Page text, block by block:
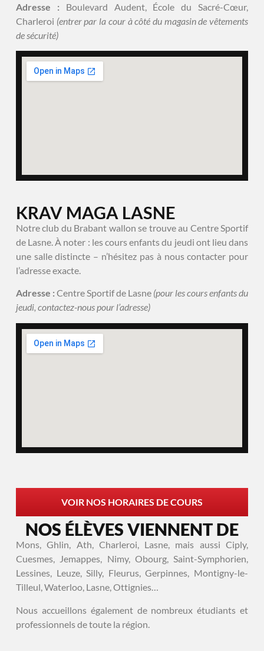
Adresse : Boulevard Audent, École du Sacré-Cœur,
Charleroi (entrer par la cour à côté du magasin de vêtements
de sécurité)
KRAV MAGA LASNE
Notre club du Brabant wallon se trouve au Centre Sportif
de Lasne. À noter : les cours enfants du jeudi ont lieu dans
une salle distincte – n’hésitez pas à nous contacter pour
l’adresse exacte.
Adresse : Centre Sportif de Lasne (pour les cours enfants du
jeudi, contactez-nous pour l’adresse)
VOIR NOS HORAIRES DE COURS
NOS ÉLÈVES VIENNENT DE
Mons, Ghlin, Ath, Charleroi, Lasne, mais aussi Ciply,
Cuesmes, Jemappes, Nimy, Obourg, Saint-Symphorien,
Lessines, Leuze, Silly, Fleurus, Gerpinnes, Montigny-le-
Tilleul, Waterloo, Lasne, Ottignies…
Nous accueillons également de nombreux étudiants et
professionnels de toute la région.